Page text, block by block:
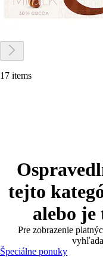
17 items
tejto
alebo
Pre zobrazenie
Špeciálne ponuky